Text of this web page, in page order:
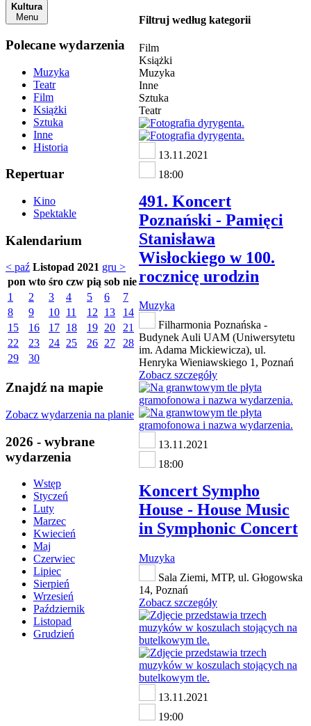
Kultura
Menu
Polecane wydarzenia
Muzyka
Teatr
Film
Książki
Sztuka
Inne
Historia
Repertuar
Kino
Spektakle
Kalendarium
< paź Listopad 2021 gru >
pon wto śro czw pią sob nie
1
2 3 4 5 6
7
8
9 10 11 12 13
14
15
16 17 18 19 20
21
22
23 24 25 26 27
28
29
30
Znajdź na mapie
Zobacz wydarzenia na planie
2026 - wybrane
wydarzenia
Wstęp
Styczeń
Luty
Marzec
Kwiecień
Maj
Czerwiec
Lipiec
Sierpień
Wrzesień
Październik
Listopad
Grudzień
Filtruj według kategorii
Film
Książki
Muzyka
Inne
Sztuka
Teatr
13.11.2021
18:00
491. Koncert
Poznański - Pamięci
Stanisława
Wisłockiego w 100.
rocznicę urodzin
Muzyka
Filharmonia Poznańska -
Budynek Auli UAM (Uniwersytetu
im. Adama Mickiewicza), ul.
Henryka Wieniawskiego 1, Poznań
Zobacz szczegóły
13.11.2021
18:00
Koncert Sympho
House - House Music
in Symphonic Concert
Muzyka
Sala Ziemi, MTP, ul. Głogowska
14, Poznań
Zobacz szczegóły
13.11.2021
19:00